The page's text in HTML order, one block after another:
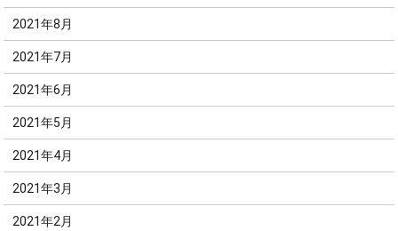
2021年8月
2021年7月
2021年6月
2021年5月
2021年4月
2021年3月
2021年2月